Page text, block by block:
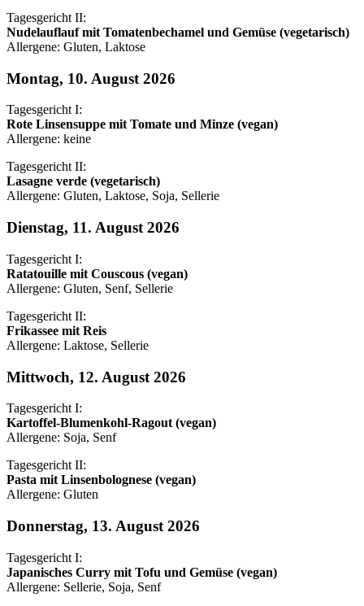
Tagesgericht II:
Nudelauflauf mit Tomatenbechamel und Gemüse (vegetarisch)
Allergene: Gluten, Laktose
Montag, 10. August 2026
Tagesgericht I:
Rote Linsensuppe mit Tomate und Minze (vegan)
Allergene: keine
Tagesgericht II:
Lasagne verde (vegetarisch)
Allergene: Gluten, Laktose, Soja, Sellerie
Dienstag, 11. August 2026
Tagesgericht I:
Ratatouille mit Couscous (vegan)
Allergene: Gluten, Senf, Sellerie
Tagesgericht II:
Frikassee mit Reis
Allergene: Laktose, Sellerie
Mittwoch, 12. August 2026
Tagesgericht I:
Kartoffel-Blumenkohl-Ragout (vegan)
Allergene: Soja, Senf
Tagesgericht II:
Pasta mit Linsenbolognese (vegan)
Allergene: Gluten
Donnerstag, 13. August 2026
Tagesgericht I:
Japanisches Curry mit Tofu und Gemüse (vegan)
Allergene: Sellerie, Soja, Senf